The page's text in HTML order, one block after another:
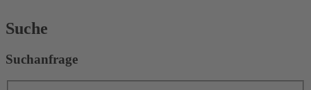
Suche
Suchanfrage